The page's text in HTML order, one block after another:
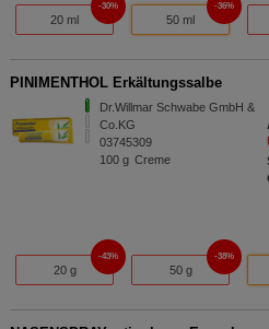
20 ml
30%
50 ml
36%
PINIMENTHOL Erkältungssalbe
Dr.Willmar Schwabe GmbH &
Co.KG
03745309
100 g Creme
20 g
43%
50 g
38%